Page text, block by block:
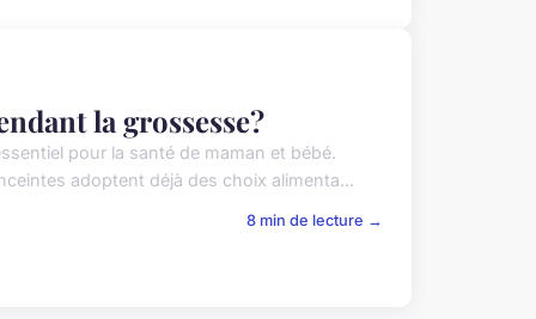
la grossesse?
pour la santé de maman et bébé.
adoptent déjà des choix alimenta...
8 min de lecture →